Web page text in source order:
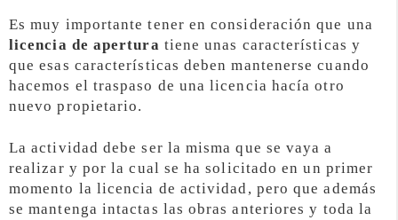
Es muy importante tener en consideración que una
licencia de apertura tiene unas características y
que esas características deben mantenerse cuando
hacemos el traspaso de una licencia hacía otro
nuevo propietario.
La actividad debe ser la misma que se vaya a
realizar y por la cual se ha solicitado en un primer
momento la licencia de actividad, pero que además
se mantenga intactas las obras anteriores y toda la